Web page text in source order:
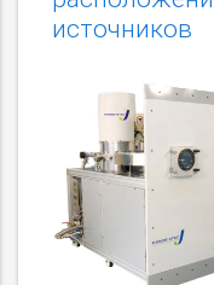
источников